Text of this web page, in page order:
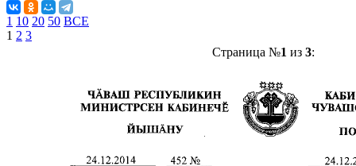
1 10 20 50 ВСЕ
1 2 3
Страница №1 из 3: